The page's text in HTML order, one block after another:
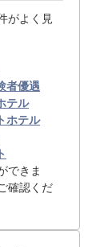
がよく見
者優遇
テル
ホテル
できま
確認くだ